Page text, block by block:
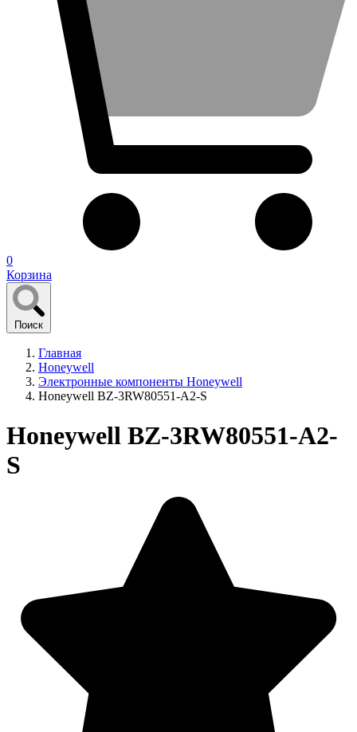
0
Корзина
Поиск
Главная
Honeywell
Электронные компоненты Honeywell
Honeywell BZ-3RW80551-A2-S
Honeywell BZ-3RW80551-A2-
S